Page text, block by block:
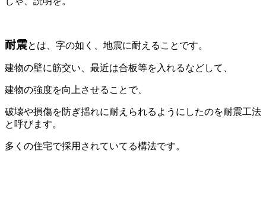
耐震とは、字の如く、地震に耐えることです。
建物の壁に筋交い、最近は合板等を入れるなどして、
建物の強度を向上させることで、
破壊や損傷を防ぎ揺れに耐えられるようにしたのを耐震工法
と呼びます。
多くの住宅で採用されていてる構法です。